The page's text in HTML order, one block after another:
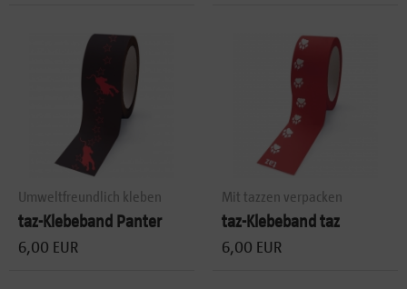
Umweltfreundlich kleben
taz-Klebeband Panter
6,00 EUR
Mit tazzen verpacken
taz-Klebeband taz
6,00 EUR